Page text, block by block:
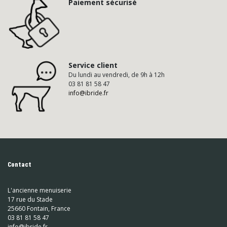
Paiement sécurisé
Service client
Du lundi au vendredi, de 9h à 12h
03 81 81 58 47
info@ibride.fr
Contact
L'ancienne menuiserie
17 rue du Stade
25660 Fontain, France
03 81 81 58 47